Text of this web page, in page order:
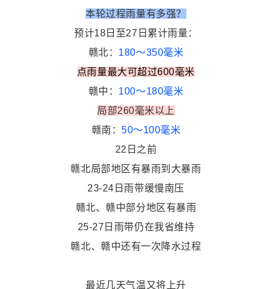
本轮过程雨量有多强？
预计18日至27日累计雨量：
赣北： 180～350毫米
点雨量最大可超过600毫米
赣中： 100～180毫米
局部260毫米以上
赣南：50～100毫米
22日之前
赣北局部地区有暴雨到大暴雨
23-24日雨带缓慢南压
赣北、赣中部分地区有暴雨
25-27日雨带仍在我省维持
赣北、赣中还有一次降水过程
最近几天气温又将上升